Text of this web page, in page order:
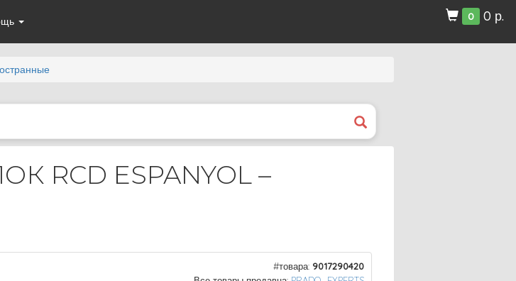
0 0 р.
ESPANYOL –
#товара: 9017290420